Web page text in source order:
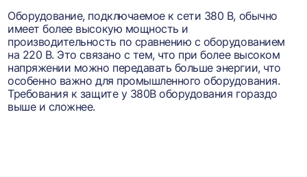
Оборудование, подключаемое к сети 380 В, обычно
имеет более высокую мощность и
производительность по сравнению с оборудованием
на 220 В. Это связано с тем, что при более высоком
напряжении можно передавать больше энергии, что
особенно важно для промышленного оборудования.
Требования к защите у 380В оборудования гораздо
выше и сложнее.